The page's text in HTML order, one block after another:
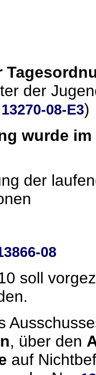
der
13270-08-E3)
wurde
der
08
soll
, über den
auf